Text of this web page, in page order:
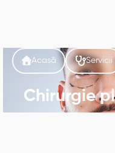
Acasă Servicii
Chirurgie